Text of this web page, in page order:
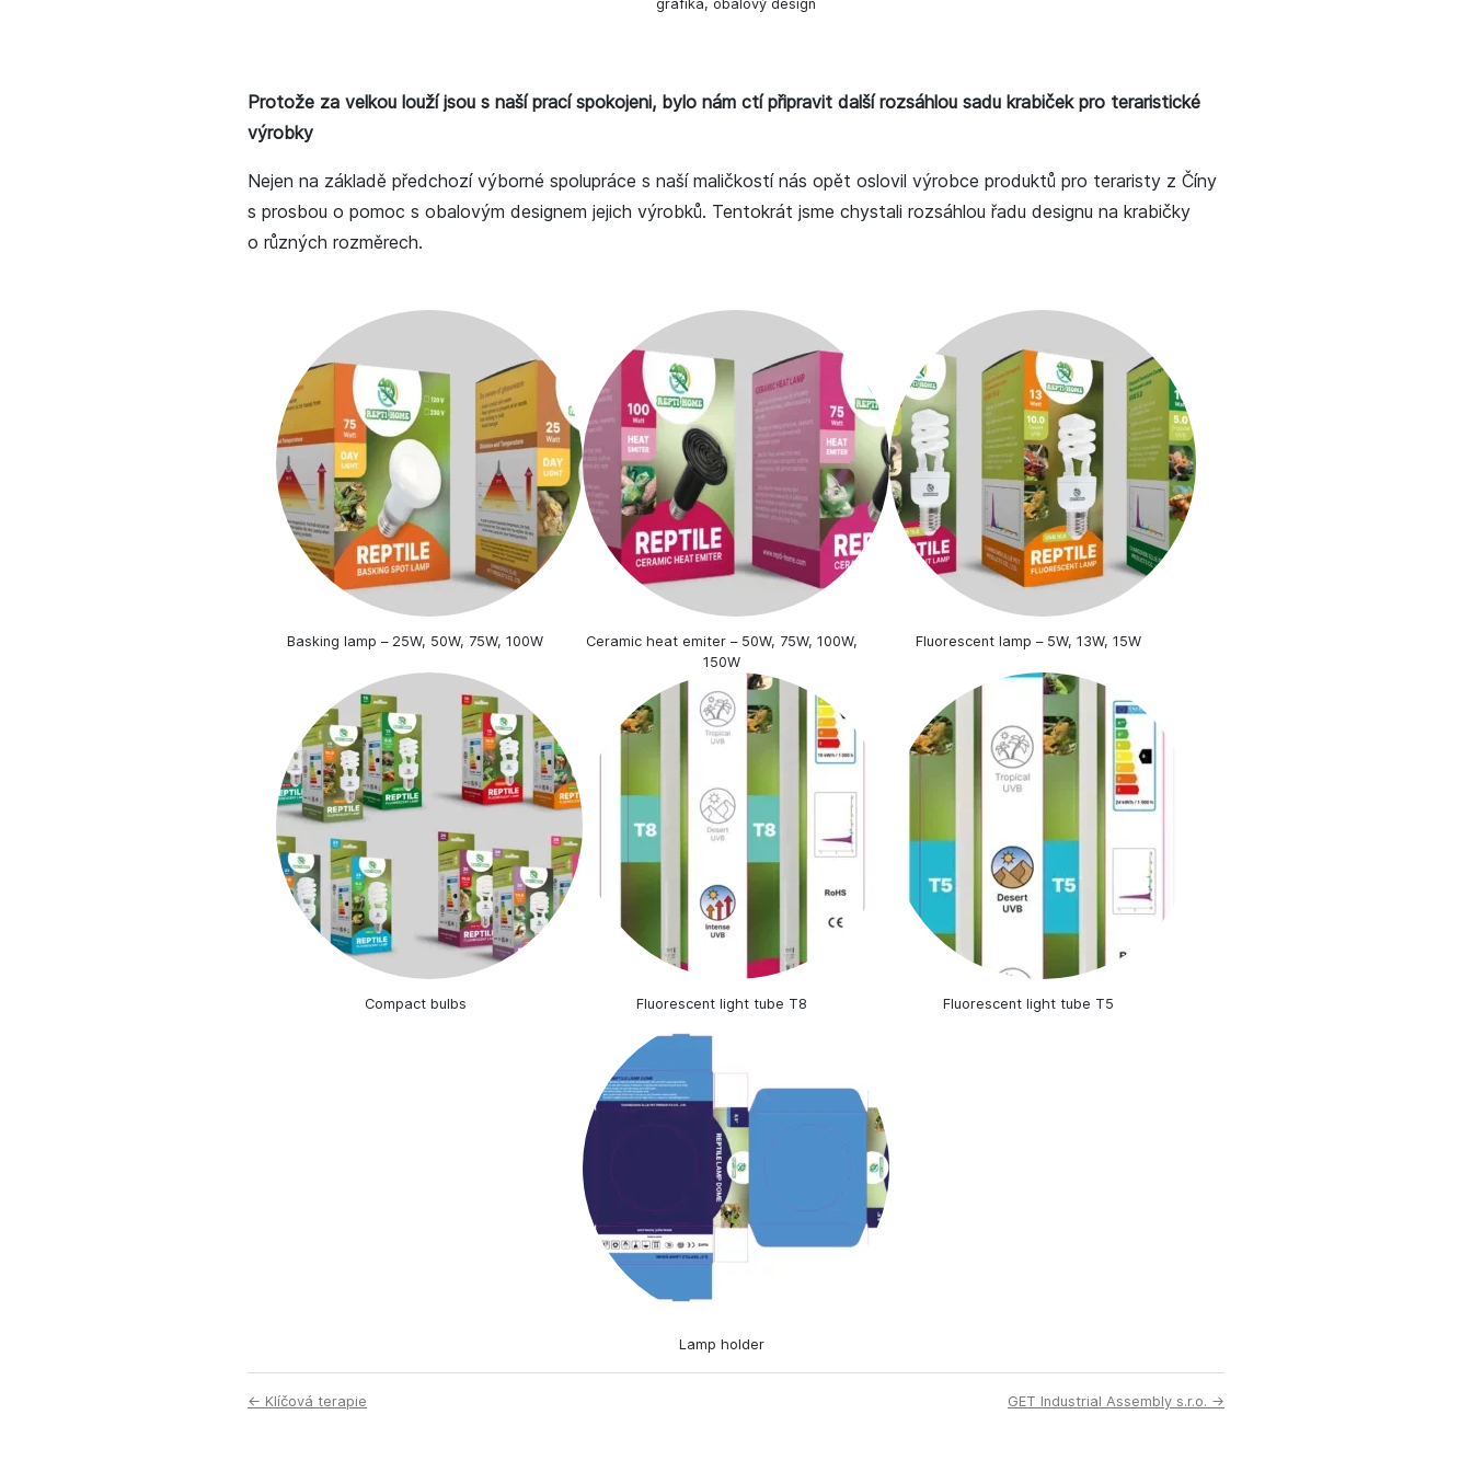
grafika, obalový design
Protože za velkou louží jsou s naší prací spokojeni, bylo nám ctí připravit další rozsáhlou sadu krabiček pro teraristické
výrobky
Nejen na základě předchozí výborné spolupráce s naší maličkostí nás opět oslovil výrobce produktů pro teraristy z Číny
s prosbou o pomoc s obalovým designem jejich výrobků. Tentokrát jsme chystali rozsáhlou řadu designu na krabičky
o různých rozměrech.
Basking lamp – 25W, 50W, 75W, 100W
Ceramic heat emiter – 50W, 75W, 100W,
150W
Fluorescent lamp – 5W, 13W, 15W
Compact bulbs Fluorescent light tube T8 Fluorescent light tube T5
Lamp holder
← Klíčová terapie GET Industrial Assembly s.r.o. →